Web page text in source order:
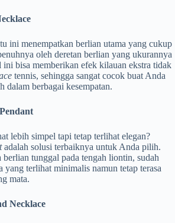
ini menempatkan berlian utama yang cukup
oleh deretan berlian yang ukurannya
bisa memberikan efek kilauan ekstra tidak
tennis, sehingga sangat cocok buat Anda
dalam berbagai kesempatan.
lebih simpel tapi tetap terlihat elegan?
adalah solusi terbaiknya untuk Anda pilih.
tunggal pada tengah liontin, sudah
yang terlihat minimalis namun tetap terasa
mata.
Necklace